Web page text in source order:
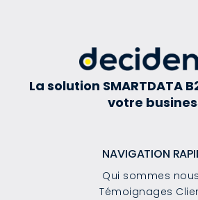
La solution SMARTDATA
votre
NAVIGATION
Qui sommes
Témoignages